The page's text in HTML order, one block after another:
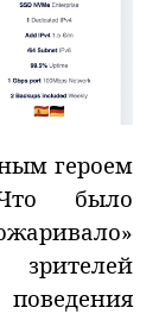
героем
было